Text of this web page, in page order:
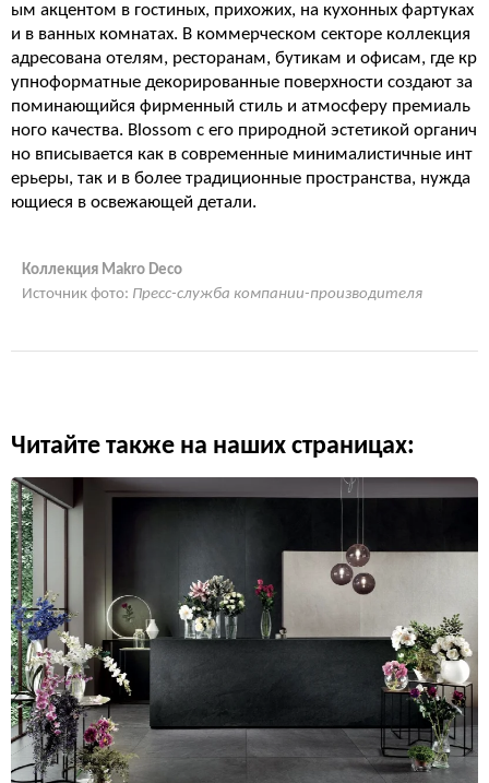
ым акцентом в гостиных, прихожих, на кухонных фартуках
и в ванных комнатах. В коммерческом секторе коллекция
адресована отелям, ресторанам, бутикам и офисам, где кр
упноформатные декорированные поверхности создают за
поминающийся фирменный стиль и атмосферу премиаль
ного качества. Blossom с его природной эстетикой органич
но вписывается как в современные минималистичные инт
ерьеры, так и в более традиционные пространства, нужда
ющиеся в освежающей детали.
Коллекция Makro Deco
Источник фото: Пресс-служба компании-производителя
Читайте также на наших страницах: